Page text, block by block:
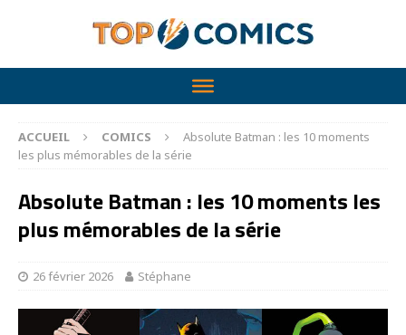
ACCUEIL COMICS
Absolute Batman : les 10 moments
les plus mémorables de la série
Absolute Batman : les 10 moments les
plus mémorables de la série
26 février 2026 Stéphane